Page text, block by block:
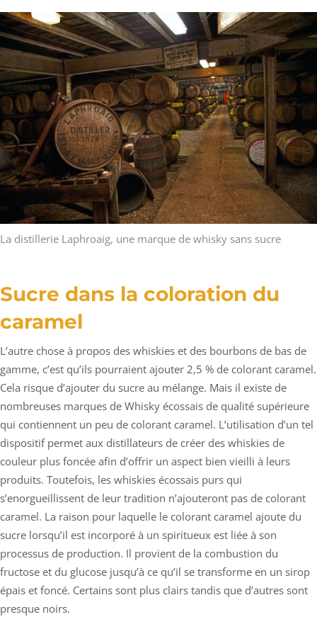
La distillerie Laphroaig, une marque de whisky sans sucre
Sucre dans la coloration du
caramel
L’autre chose à propos des whiskies et des bourbons de bas de
gamme, c’est qu’ils pourraient ajouter 2,5 % de colorant caramel.
Cela risque d’ajouter du sucre au mélange. Mais il existe de
nombreuses marques de Whisky écossais de qualité supérieure
qui contiennent un peu de colorant caramel. L’utilisation d’un tel
dispositif permet aux distillateurs de créer des whiskies de
couleur plus foncée afin d’offrir un aspect bien vieilli à leurs
produits. Toutefois, les whiskies écossais purs qui
s’enorgueillissent de leur tradition n’ajouteront pas de colorant
caramel. La raison pour laquelle le colorant caramel ajoute du
sucre lorsqu’il est incorporé à un spiritueux est liée à son
processus de production. Il provient de la combustion du
fructose et du glucose jusqu’à ce qu’il se transforme en un sirop
épais et foncé. Certains sont plus clairs tandis que d’autres sont
presque noirs.